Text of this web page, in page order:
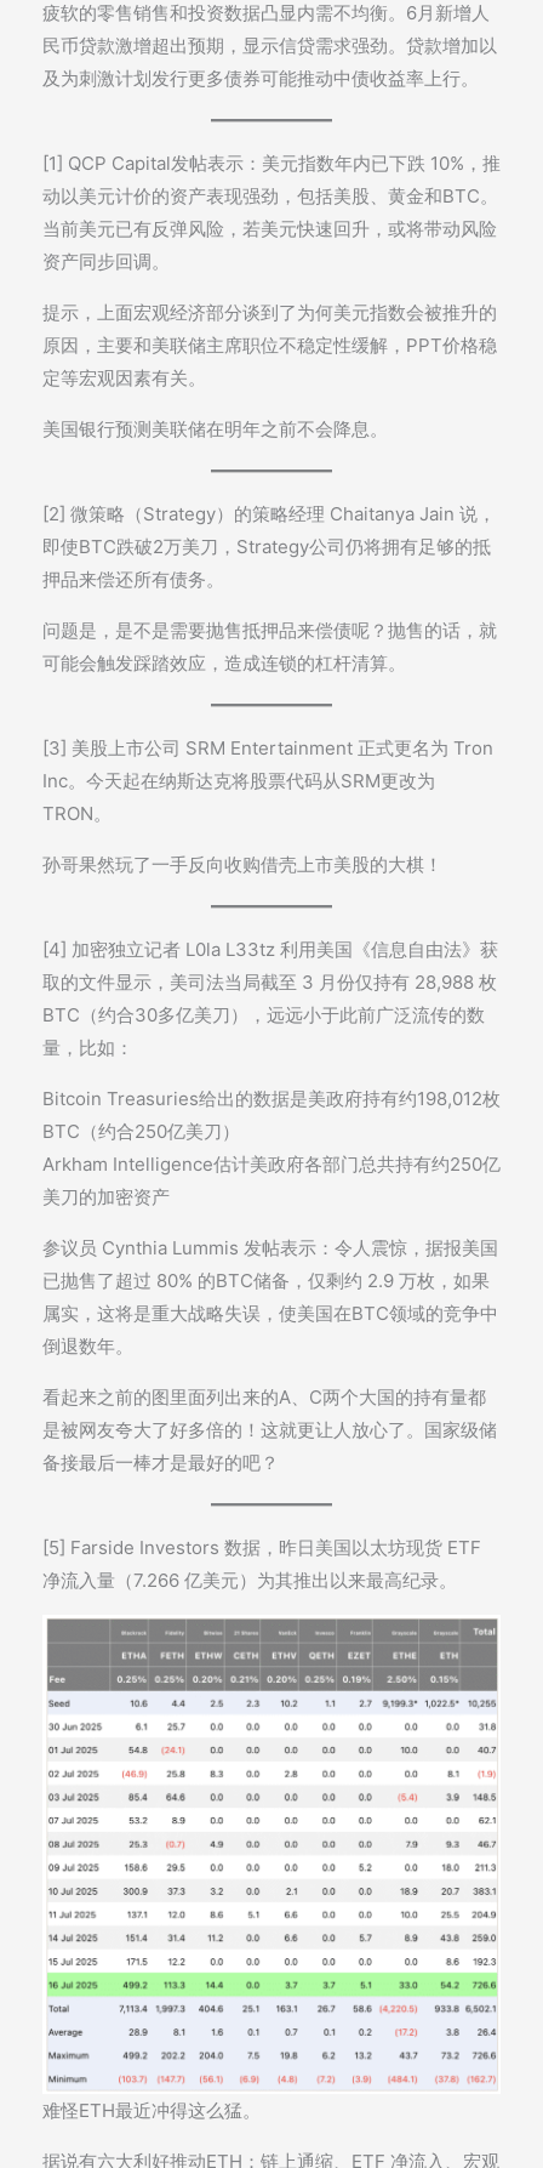
疲软的零售销售和投资数据凸显内需不均衡。6月新增人
民币贷款激增超出预期，显示信贷需求强劲。贷款增加以
及为刺激计划发行更多债券可能推动中债收益率上行。
[1] QCP Capital发帖表示：美元指数年内已下跌 10%，推
动以美元计价的资产表现强劲，包括美股、黄金和BTC。
当前美元已有反弹风险，若美元快速回升，或将带动风险
资产同步回调。
提示，上面宏观经济部分谈到了为何美元指数会被推升的
原因，主要和美联储主席职位不稳定性缓解，PPT价格稳
定等宏观因素有关。
美国银行预测美联储在明年之前不会降息。
[2] 微策略（Strategy）的策略经理 Chaitanya Jain 说，
即使BTC跌破2万美刀，Strategy公司仍将拥有足够的抵
押品来偿还所有债务。
问题是，是不是需要抛售抵押品来偿债呢？抛售的话，就
可能会触发踩踏效应，造成连锁的杠杆清算。
[3] 美股上市公司 SRM Entertainment 正式更名为 Tron
Inc。今天起在纳斯达克将股票代码从SRM更改为
TRON。
孙哥果然玩了一手反向收购借壳上市美股的大棋！
[4] 加密独立记者 L0la L33tz 利用美国《信息自由法》获
取的文件显示，美司法当局截至 3 月份仅持有 28,988 枚
BTC（约合30多亿美刀），远远小于此前广泛流传的数
量，比如：
Bitcoin Treasuries给出的数据是美政府持有约198,012枚
BTC（约合250亿美刀）
Arkham Intelligence估计美政府各部门总共持有约250亿
美刀的加密资产
参议员 Cynthia Lummis 发帖表示：令人震惊，据报美国
已抛售了超过 80% 的BTC储备，仅剩约 2.9 万枚，如果
属实，这将是重大战略失误，使美国在BTC领域的竞争中
倒退数年。
看起来之前的图里面列出来的A、C两个大国的持有量都
是被网友夸大了好多倍的！这就更让人放心了。国家级储
备接最后一棒才是最好的吧？
[5] Farside Investors 数据，昨日美国以太坊现货 ETF
净流入量（7.266 亿美元）为其推出以来最高纪录。
难怪ETH最近冲得这么猛。
据说有六大利好推动ETH：链上通缩、ETF 净流入、宏观